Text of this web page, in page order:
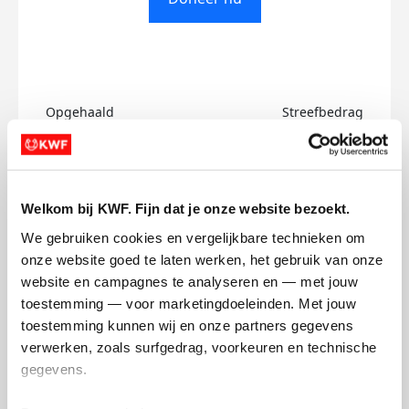
Welkom bij KWF. Fijn dat je onze website bezoekt.
We gebruiken cookies en vergelijkbare technieken om
onze website goed te laten werken, het gebruik van onze
website en campagnes te analyseren en — met jouw
toestemming — voor marketingdoeleinden. Met jouw
toestemming kunnen wij en onze partners gegevens
verwerken, zoals surfgedrag, voorkeuren en technische
gegevens.
Opgehaald
€0
Streefbedrag
€500
A's badges